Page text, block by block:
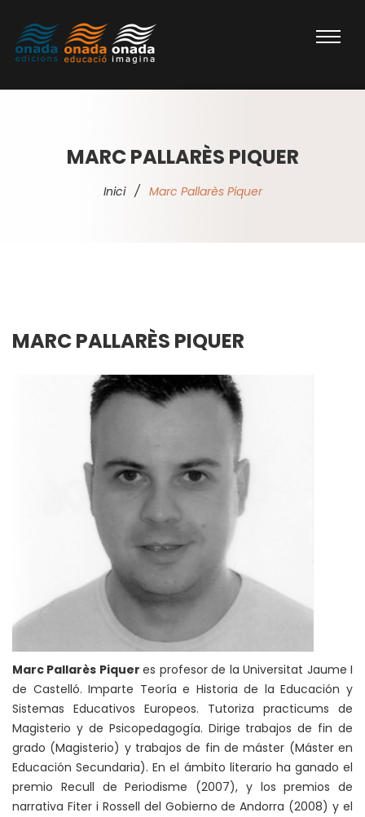
MARC PALLARÈS PIQUER
Inici / Marc Pallarès Piquer
MARC PALLARÈS PIQUER
Marc Pallarès Piqueres profesor de la Universitat Jaume I
de Castelló. Imparte Teoría e Historia de la Educación y
Sistemas Educativos Europeos. Tutoriza practicums de
Magisterio y de Psicopedagogía. Dirige trabajos de fin de
grado (Magisterio) y trabajos de fin de máster (Máster en
Educación Secundaria). En el ámbito literario ha ganado el
premio Recull de Periodisme (2007), y los premios de
narrativa Fiter i Rossell del Gobierno de Andorra (2008) y el